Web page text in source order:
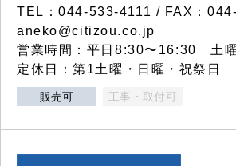
TEL：044-533-4111 / FAX：
aneko@citizou.co.jp
営業時間：平日8:30〜16:30 土
定休日：第1土曜・日曜・祝祭日
販売可 工事・取付可